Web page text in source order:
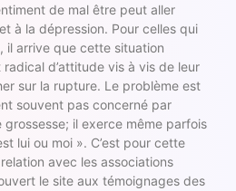
de mal être peut aller
à la dépression. Pour celles qui
il arrive que cette situation
d’attitude vis à vis de leur
sur la rupture. Le problème est
souvent pas concerné par
grossesse; il exerce même parfois
lui ou moi ». C’est pour cette
avec les associations
le site aux témoignages des